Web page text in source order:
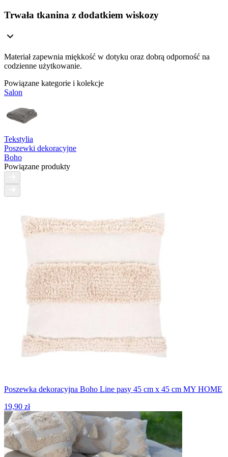
Trwała tkanina z dodatkiem wiskozy
Materiał zapewnia miękkość w dotyku oraz dobrą odporność na
codzienne użytkowanie.
Powiązane kategorie i kolekcje
Salon
Tekstylia
Poszewki dekoracyjne
Boho
Powiązane produkty
Poszewka dekoracyjna Boho Line pasy 45 cm x 45 cm MY HOME
19,90 zł